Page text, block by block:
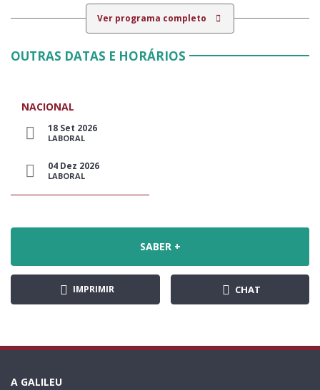
Ver programa completo
OUTRAS DATAS E HORÁRIOS
NACIONAL
18 Set 2026
LABORAL
04 Dez 2026
LABORAL
SABER +
IMPRIMIR CHAT
A GALILEU